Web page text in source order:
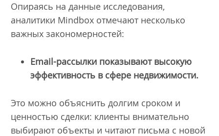
Опираясь на данные исследования,
аналитики Mindbox отмечают несколько
важных закономерностей:
Email-рассылки показывают высокую
эффективность в сфере недвижимости.
Это можно объяснить долгим сроком и
ценностью сделки: клиенты внимательно
выбирают объекты и читают письма с новой